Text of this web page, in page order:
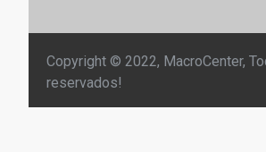
Copyright © 2022, MacroCenter,
reservados!